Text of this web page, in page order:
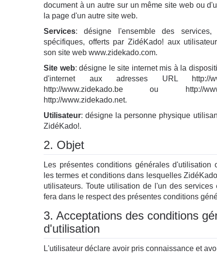
document à un autre sur un même site web ou
la page d'un autre site web.
Services: désigne l'ensemble des
spécifiques, offerts par ZidéKado! aux
son site web www.zidekado.com.
Site web: désigne le site internet mis à la
d'internet aux adresses URL http://
http://www.zidekado.be ou http://
http://www.zidekado.net.
Utilisateur: désigne la personne physique
ZidéKado!.
2. Objet
Les présentes conditions générales d'utilisation
les termes et conditions dans lesquelles
utilisateurs. Toute utilisation de l'un des services
fera dans le respect des présentes conditions
3. Acceptations des conditions
d'utilisation
L'utilisateur déclare avoir pris connaissance et